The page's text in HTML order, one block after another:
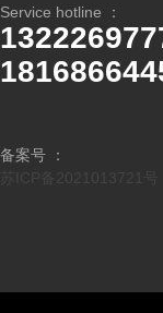
Service hotline ：
备案号 ：